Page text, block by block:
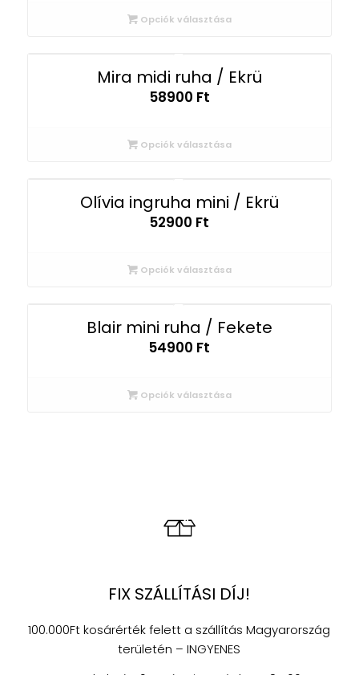
Opciók választása
Mira midi ruha / Ekrü
58900 Ft
Opciók választása
Olívia ingruha mini / Ekrü
52900 Ft
Opciók választása
Blair mini ruha / Fekete
54900 Ft
Opciók választása
FIX SZÁLLÍTÁSI DÍJ!
100.000Ft kosárérték felett a szállítás Magyarország
területén – INGYENES